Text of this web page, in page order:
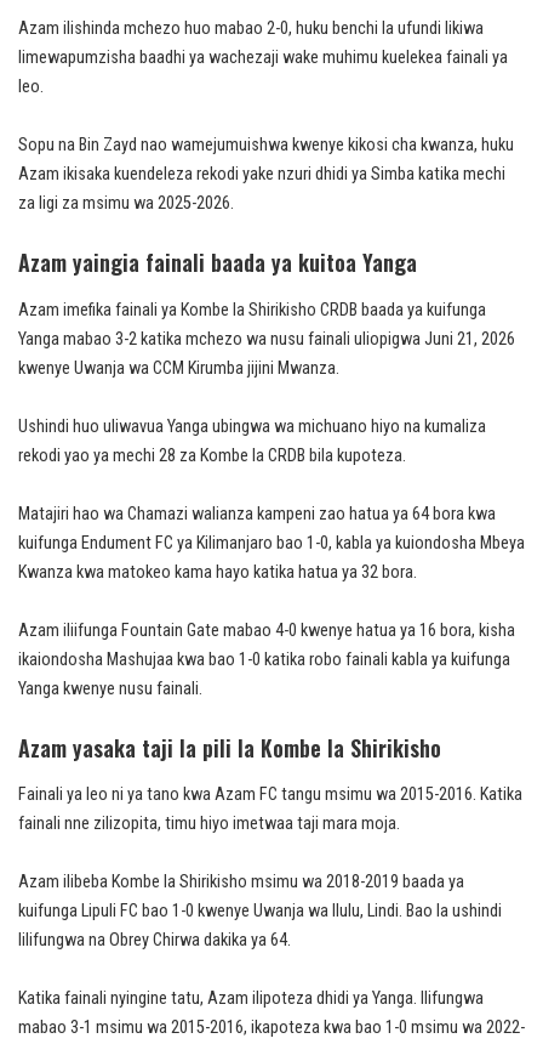
Azam ilishinda mchezo huo mabao 2-0, huku benchi la ufundi likiwa
limewapumzisha baadhi ya wachezaji wake muhimu kuelekea fainali ya
leo.
Sopu na Bin Zayd nao wamejumuishwa kwenye kikosi cha kwanza, huku
Azam ikisaka kuendeleza rekodi yake nzuri dhidi ya Simba katika mechi
za ligi za msimu wa 2025-2026.
Azam yaingia fainali baada ya kuitoa Yanga
Azam imefika fainali ya Kombe la Shirikisho CRDB baada ya kuifunga
Yanga mabao 3-2 katika mchezo wa nusu fainali uliopigwa Juni 21, 2026
kwenye Uwanja wa CCM Kirumba jijini Mwanza.
Ushindi huo uliwavua Yanga ubingwa wa michuano hiyo na kumaliza
rekodi yao ya mechi 28 za Kombe la CRDB bila kupoteza.
Matajiri hao wa Chamazi walianza kampeni zao hatua ya 64 bora kwa
kuifunga Endument FC ya Kilimanjaro bao 1-0, kabla ya kuiondosha Mbeya
Kwanza kwa matokeo kama hayo katika hatua ya 32 bora.
Azam iliifunga Fountain Gate mabao 4-0 kwenye hatua ya 16 bora, kisha
ikaiondosha Mashujaa kwa bao 1-0 katika robo fainali kabla ya kuifunga
Yanga kwenye nusu fainali.
Azam yasaka taji la pili la Kombe la Shirikisho
Fainali ya leo ni ya tano kwa Azam FC tangu msimu wa 2015-2016. Katika
fainali nne zilizopita, timu hiyo imetwaa taji mara moja.
Azam ilibeba Kombe la Shirikisho msimu wa 2018-2019 baada ya
kuifunga Lipuli FC bao 1-0 kwenye Uwanja wa Ilulu, Lindi. Bao la ushindi
lilifungwa na Obrey Chirwa dakika ya 64.
Katika fainali nyingine tatu, Azam ilipoteza dhidi ya Yanga. Ilifungwa
mabao 3-1 msimu wa 2015-2016, ikapoteza kwa bao 1-0 msimu wa 2022-